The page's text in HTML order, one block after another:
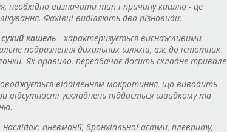
необхідно визначити тип і причину кашлю - це
Фахівці виділяють два різновиди:
кашель - характеризується виснажливими
подразнення дихальних шляхів, аж до істотних
Як правило, передбачає досить складне тривале
відділенням мокротиння, що виводить
відсутності ускладнень піддається швидкому та
пневмонії, бронхіальної астми, плевриту,